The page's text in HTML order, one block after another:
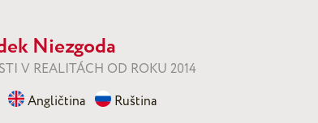
Niezgoda
V REALITÁCH OD ROKU 2014
Angličtina
Ruština